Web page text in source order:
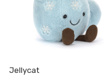
Jellycat